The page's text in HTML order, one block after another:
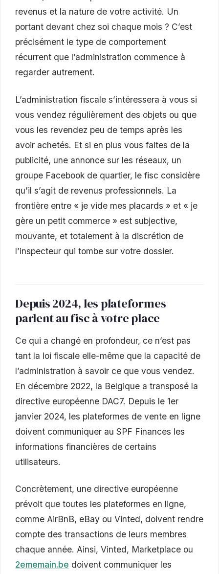
revenus et la nature de votre activité. Un
portant devant chez soi chaque mois ? C’est
précisément le type de comportement
récurrent que l’administration commence à
regarder autrement.
L’administration fiscale s’intéressera à vous si
vous vendez régulièrement des objets ou que
vous les revendez peu de temps après les
avoir achetés. Et si en plus vous faites de la
publicité, une annonce sur les réseaux, un
groupe Facebook de quartier, le fisc considère
qu’il s’agit de revenus professionnels. La
frontière entre « je vide mes placards » et « je
gère un petit commerce » est subjective,
mouvante, et totalement à la discrétion de
l’inspecteur qui tombe sur votre dossier.
Depuis 2024, les plateformes
parlent au fisc à votre place
Ce qui a changé en profondeur, ce n’est pas
tant la loi fiscale elle-même que la capacité de
l’administration à savoir ce que vous vendez.
En décembre 2022, la Belgique a transposé la
directive européenne DAC7. Depuis le 1er
janvier 2024, les plateformes de vente en ligne
doivent communiquer au SPF Finances les
informations financières de certains
utilisateurs.
Concrètement, une directive européenne
prévoit que toutes les plateformes en ligne,
comme AirBnB, eBay ou Vinted, doivent rendre
compte des transactions de leurs membres
chaque année. Ainsi, Vinted, Marketplace ou
2ememain.be doivent communiquer les